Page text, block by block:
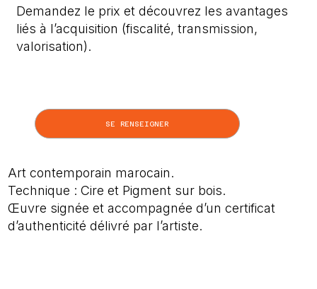
Demandez le prix et découvrez les avantages
liés à l’acquisition (fiscalité, transmission,
valorisation).
SE RENSEIGNER
Art contemporain marocain.
Technique : Cire et Pigment sur bois.
Œuvre signée et accompagnée d’un certificat
d’authenticité délivré par l’artiste.